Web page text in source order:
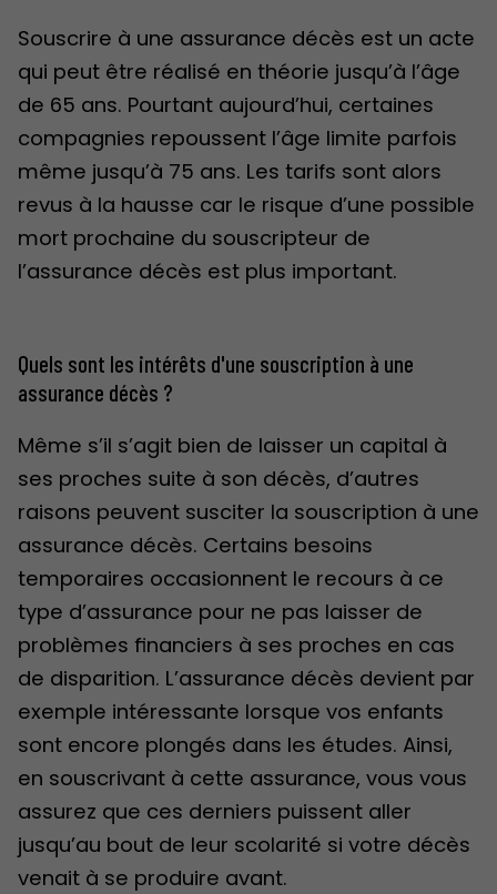
Souscrire à une assurance décès est un acte
qui peut être réalisé en théorie jusqu’à l’âge
de 65 ans. Pourtant aujourd’hui, certaines
compagnies repoussent l’âge limite parfois
même jusqu’à 75 ans. Les tarifs sont alors
revus à la hausse car le risque d’une possible
mort prochaine du souscripteur de
l’assurance décès est plus important.
Quels sont les intérêts d'une souscription à une
assurance décès ?
Même s’il s’agit bien de laisser un capital à
ses proches suite à son décès, d’autres
raisons peuvent susciter la souscription à une
assurance décès. Certains besoins
temporaires occasionnent le recours à ce
type d’assurance pour ne pas laisser de
problèmes financiers à ses proches en cas
de disparition. L’assurance décès devient par
exemple intéressante lorsque vos enfants
sont encore plongés dans les études. Ainsi,
en souscrivant à cette assurance, vous vous
assurez que ces derniers puissent aller
jusqu’au bout de leur scolarité si votre décès
venait à se produire avant.